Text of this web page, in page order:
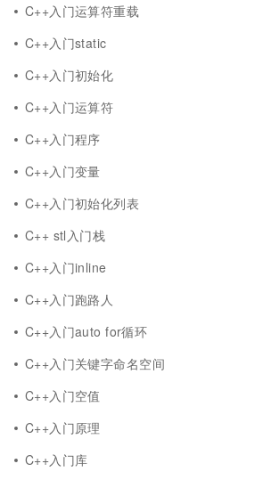
C++入门运算符重载
C++入门static
C++入门初始化
C++入门运算符
C++入门程序
C++入门变量
C++入门初始化列表
C++ stl入门栈
C++入门inline
C++入门跑路人
C++入门auto for循环
C++入门关键字命名空间
C++入门空值
C++入门原理
C++入门库